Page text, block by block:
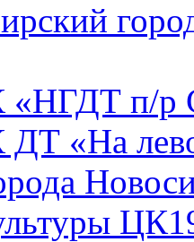
п/р
«На